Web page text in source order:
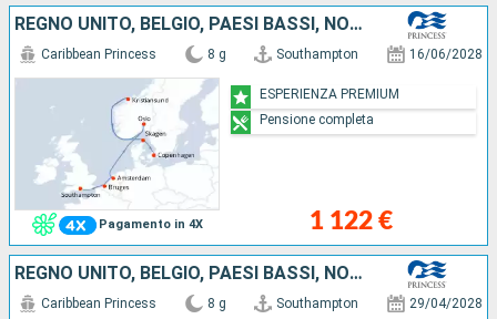
REGNO UNITO, BELGIO, PAESI BASSI, NORVEGIA, DANIMARCA
Pagamento in 4X
Caribbean Princess 8 g Southampton 16/06/2028
1 122 €
ESPERIENZA PREMIUM
Pensione completa
REGNO UNITO, BELGIO, PAESI BASSI, NORVEGIA, DANIMARCA
Caribbean Princess 8 g Southampton 29/04/2028